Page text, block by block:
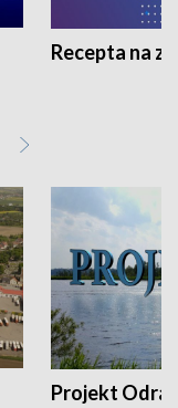
Recepta na
Projekt Odra